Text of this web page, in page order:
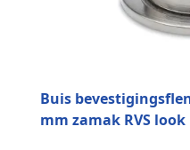
Buis
mm zamak RVS look